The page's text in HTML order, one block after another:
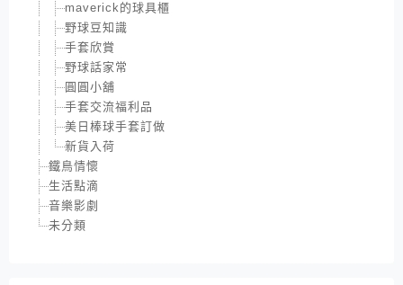
maverick的球具櫃
野球豆知識
手套欣賞
野球話家常
圓圓小舖
手套交流福利品
美日棒球手套訂做
新貨入荷
鐵鳥情懷
生活點滴
音樂影劇
未分類